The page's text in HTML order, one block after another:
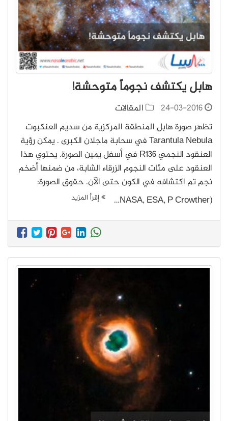
هابل يكتشف نجوماً متوحشة!
24-03-2016
المقالات
تظهر صورة هابل المنطقة المركزية من سديم العنكبوت
Tarantula Nebula في سحابة ماجلان الكبرى . يمكن رؤية
العنقود النجمي R136 في أسفل يمين الصورة. يحتوي هذا
العنقود على مئات النجوم الزرقاء الشابة، من ضمنها أضخم
نجم تم اكتشافه في الكون حتى الآن. حقوق الصورة:
(NASA, ESA, P Crowther…
إقرأ المزيد